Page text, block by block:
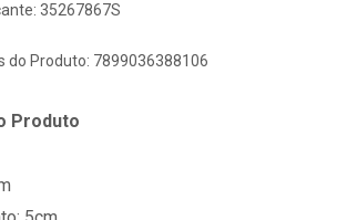
35267867S
do Produto: 7899036388106
Produto